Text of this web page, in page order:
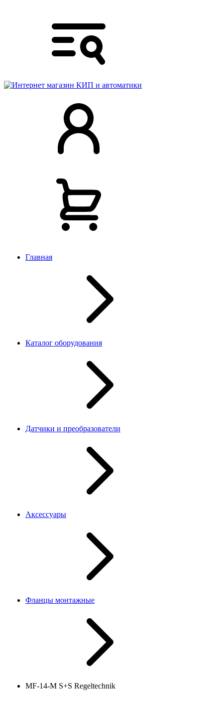
Главная
Каталог оборудования
Датчики и преобразователи
Аксессуары
Фланцы монтажные
MF-14-M S+S Regeltechnik